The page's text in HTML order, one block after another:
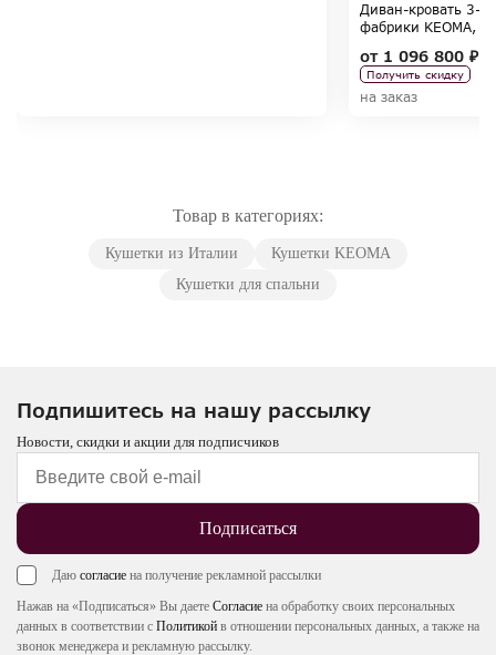
Диван-кровать 3-х
фабрики KEOMA,
от1 096 800 ₽
Получить скидку
на заказ
Товар в категориях:
Кушетки из Италии
Кушетки KEOMA
Кушетки для спальни
Подпишитесь на нашу рассылку
Новости, скидки и акции для подписчиков
Подписаться
Даю согласие на получение рекламной рассылки
Нажав на «Подписаться» Вы даете Согласие на обработку своих персональных
данных в соответствии с Политикой в отношении персональных данных, а также на
звонок менеджера и рекламную рассылку.